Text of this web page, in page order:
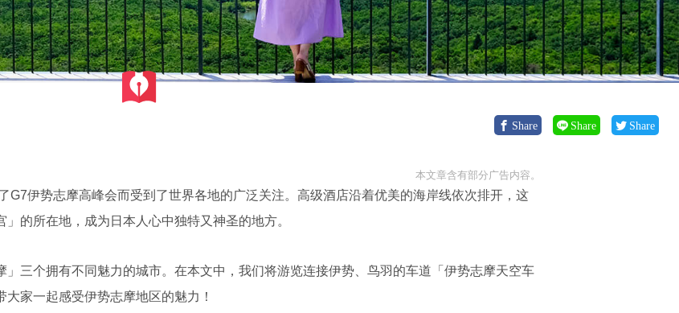
Share Share Share
本文章含有部分广告内容。
G7伊势志摩高峰会而受到了世界各地的广泛关注。高级酒店沿着优美的海岸线依次排开，这
的所在地，成为日本人心中独特又神圣的地方。
三个拥有不同魅力的城市。在本文中，我们将游览连接伊势、鸟羽的车道「伊势志摩天空车
家一起感受伊势志摩地区的魅力！